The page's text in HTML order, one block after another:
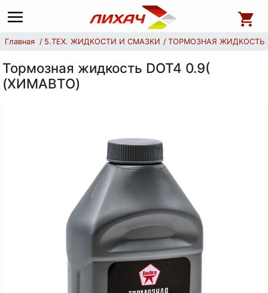
Главная 5.ТЕХ. ЖИДКОСТИ И СМАЗКИ ТОРМОЗНАЯ ЖИДКОСТЬ
Тормозная жидкость DOT4 0.9(
(ХИМАВТО)